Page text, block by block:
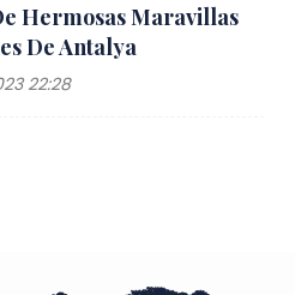
Hermosas Maravillas
De Antalya
22:28